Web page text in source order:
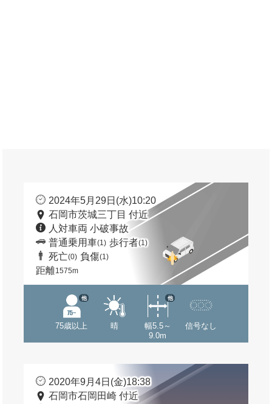
2024年5月29日(水)10:20
石岡市茨城三丁目 付近
人対車両 小破事故
普通乗用車(1) 歩行者(1)
死亡(0) 負傷(1)
距離1575m
75歳以上
他
晴
幅5.5～
9.0m
他
信号なし
2020年9月4日(金)18:38
石岡市石岡田崎 付近